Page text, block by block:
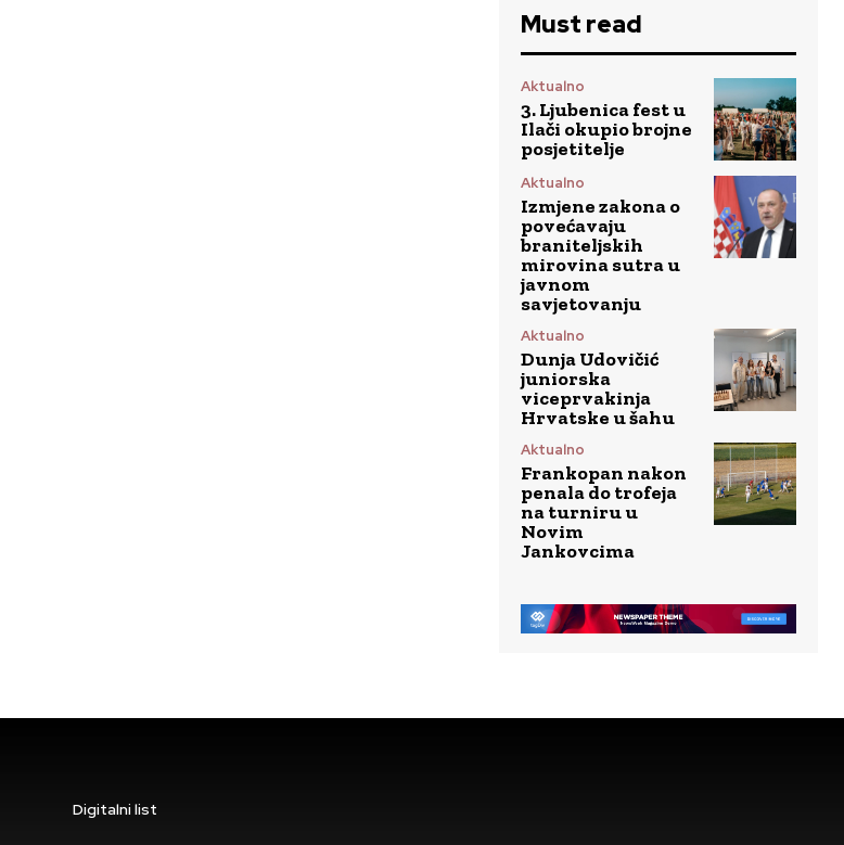
Must read
Aktualno
3. Ljubenica fest u
Ilači okupio brojne
posjetitelje
Aktualno
Izmjene zakona o
povećavaju
braniteljskih
mirovina sutra u
javnom
savjetovanju
Aktualno
Dunja Udovičić
juniorska
viceprvakinja
Hrvatske u šahu
Aktualno
Frankopan nakon
penala do trofeja
na turniru u
Novim
Jankovcima
Digitalni list